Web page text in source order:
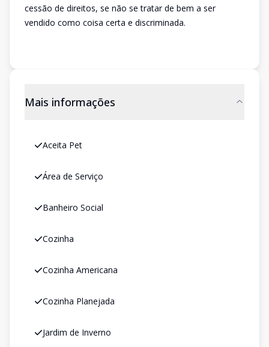
cessão de direitos, se não se tratar de bem a ser
vendido como coisa certa e discriminada.
Mais informações
Aceita Pet
Área de Serviço
Banheiro Social
Cozinha
Cozinha Americana
Cozinha Planejada
Jardim de Inverno